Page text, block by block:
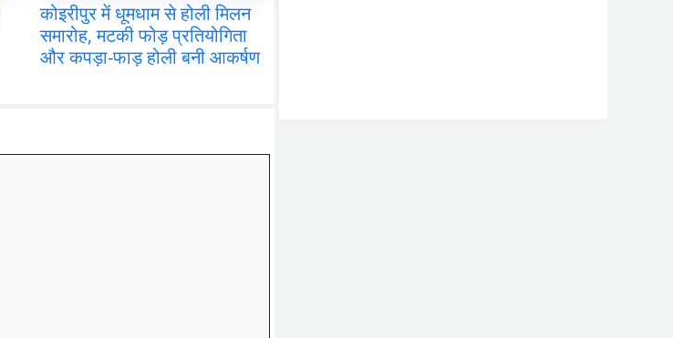
कोइरीपुर में धूमधाम से होली मिलन
समारोह, मटकी फोड़ प्रतियोगिता
और कपड़ा-फाड़ होली बनी आकर्षण